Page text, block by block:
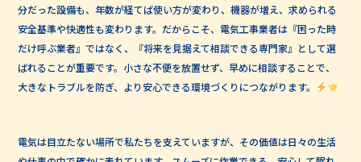
分だった設備も、年数が経てば使い方が変わり、機器が増え、求められる
安全基準や快適性も変わります。だからこそ、電気工事業者は『困った時
だけ呼ぶ業者』ではなく、『将来を見据えて相談できる専門家』として選
ばれることが重要です。小さな不便を放置せず、早めに相談することで、
大きなトラブルを防ぎ、より安心できる環境づくりにつながります。
電気は目立たない場所で私たちを支えていますが、その価値は日々の生活